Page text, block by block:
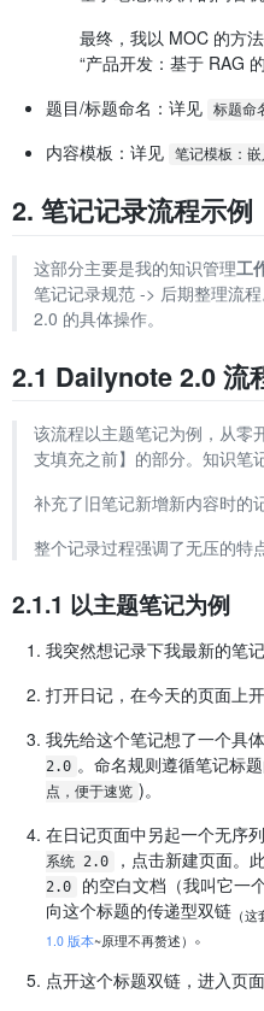
最终，我以 MOC 的方
“产品开发：基于 RAG
题目/标题命名：详见
标题命
内容模板：详见 笔记模板：
2. 笔记记录流程示例
这部分主要是我的知识管理工
笔记记录规范 -> 后期整理流
2.0 的具体操作。
2.1 Dailynote 2.0 流
该流程以主题笔记为例，从零
支填充之前】的部分。知识笔
补充了旧笔记新增新内容时的
整个记录过程强调了无压的特点
2.1.1 以主题笔记为例
我突然想记录下我最新的笔
打开日记，在今天的页面上开
我先给这个笔记想了一个具
2.0 。命名规则遵循笔记标
点，便于速览 )。
在日记页面中另起一个无序
系统 2.0
，点击新建页面。
2.0
的空白文档（我叫它一
向这个标题的传递型双链 （
1.0 版本~原理不再赘述） 。
点开这个标题双链，进入页面